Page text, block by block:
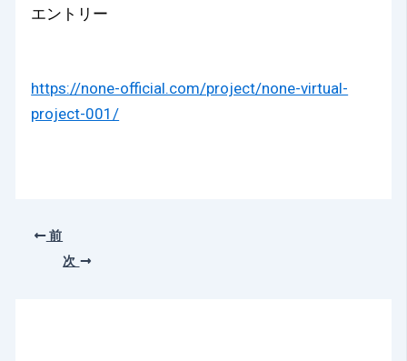
エントリー
https://none-official.com/project/none-virtual-
project-001/
前
次